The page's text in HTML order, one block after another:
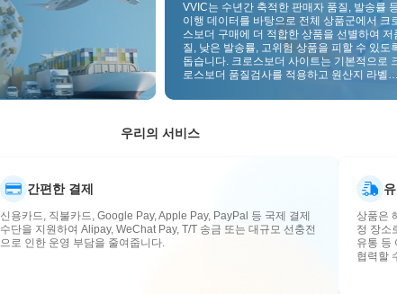
VVIC는 수년간 축적한 판매자 품질, 발송률
이행 데이터를 바탕으로 전체 상품군에서 크
스보더 구매에 더 적합한 상품을 선별하여 저
질, 낮은 발송률, 고위험 상품을 피할 수 있도
돕습니다. 크로스보더 사이트는 기본적으로
로스보더 품질검사를 적용하고 원산지 라벨을
낮춥니다.
우리의 서비스
간편한 결제
신용카드, 직불카드, Google Pay, Apple Pay, PayPal 등 국제 결제
수단을 지원하여 Alipay, WeChat Pay, T/T 송금 또는 대규모 선충전
으로 인한 운영 부담을 줄여줍니다.
상품은
정 장소
유통 등
협력할